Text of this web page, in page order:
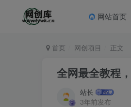
网站首页
首页 网创项目 正文
全网最全教程
站长
3年前发布